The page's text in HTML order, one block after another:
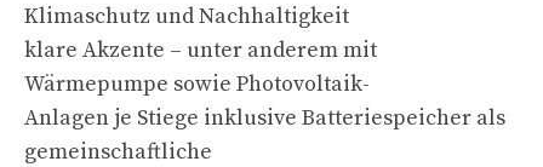
Klimaschutz und Nachhaltigkeit
klare Akzente – unter anderem mit
Wärmepumpe sowie Photovoltaik-
Anlagen je Stiege inklusive Batteriespeicher als
gemeinschaftliche